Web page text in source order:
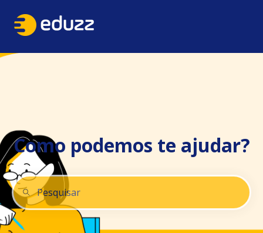
Como podemos te ajudar?
Não há sugestões porque o campo de pesquisa está